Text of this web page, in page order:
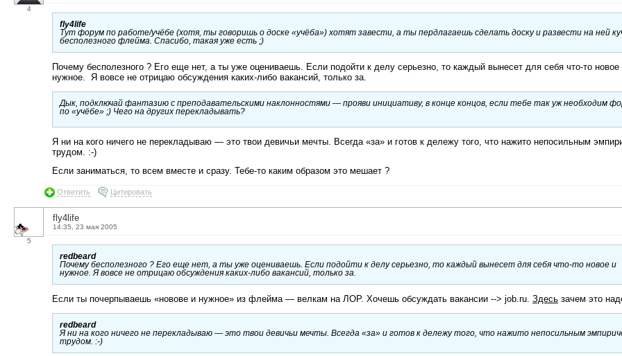
4
fly4life
Тут форум по работе/учёбе (хотя, ты говоришь о доске «учёба») хотят завести, а ты пердлагаешь сделать доску и развести на ней
бесполезного флейма. Спасибо, такая уже есть ;)
Почему бесполезного ? Его еще нет, а ты уже оцениваешь. Если подойти к делу серьезно, то каждый вынесет для себя что-то новое
нужное. Я вовсе не отрицаю обсуждения каких-либо вакансий, только за.
Дык, подключай фантазию с преподавательскими наклонностями — прояви инициативу, в конце концов, если тебе так уж необходим
по «учёбе» ;) Чего на других перекладывать?
Я ни на кого ничего не перекладываю — это твои девичьи мечты. Всегда «за» и готов к дележу того, что нажито непосильным
трудом. :-)
Если заниматься, то всем вместе и сразу. Тебе-то каким образом это мешает ?
Ответить Цитировать
5
fly4life
14:35, 23 мая 2005
redbeard
Почему бесполезного ? Его еще нет, а ты уже оцениваешь. Если подойти к делу серьезно, то каждый вынесет для себя что-то новое и
нужное. Я вовсе не отрицаю обсуждения каких-либо вакансий, только за.
Если ты почерпываешь «новове и нужное» из флейма — велкам на ЛОР. Хочешь обсуждать вакансии --> job.ru. Здесь зачем это
redbeard
Я ни на кого ничего не перекладываю — это твои девичьи мечты. Всегда «за» и готов к дележу того, что нажито непосильным
трудом. :-)